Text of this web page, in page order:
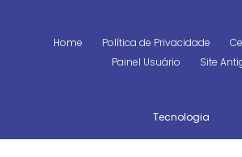
Home Política de Privacidade
Painel Usuário
Site
Tecnologia